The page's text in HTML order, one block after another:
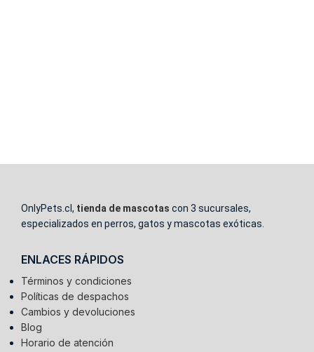
OnlyPets.cl, tienda de mascotas con 3 sucursales,
especializados en perros, gatos y mascotas exóticas.
ENLACES RÁPIDOS
Términos y condiciones
Políticas de despachos
Cambios y devoluciones
Blog
Horario de atención